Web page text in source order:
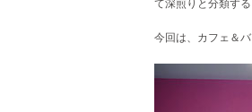
て深煎りと分類する
今回は、カフェ＆